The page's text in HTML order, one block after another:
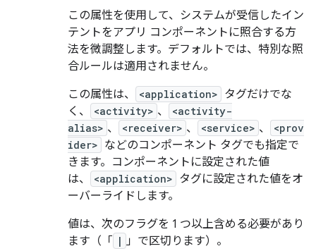
この属性を使用して、システムが受信したイン
テントをアプリ コンポーネントに照合する方
法を微調整します。デフォルトでは、特別な照
合ルールは適用されません。
この属性は、
<application> タグだけでな
く、
<activity> 、
<activity-
alias> 、 <receiver> 、 <service> 、
<prov
ider> などのコンポーネント タグでも指定で
きます。コンポーネントに設定された値
は、
<application> タグに設定された値をオ
ーバーライドします。
値は、次のフラグを 1 つ以上含める必要があり
ます（「
| 」で区切ります）。